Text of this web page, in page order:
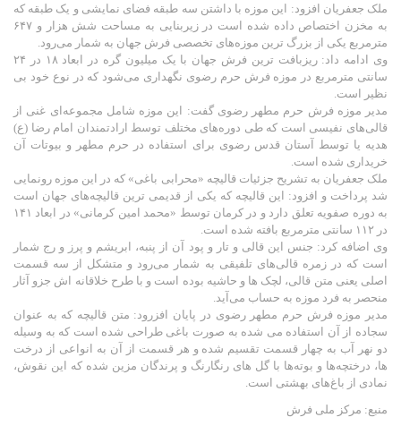
ملک جعفریان افزود: این موزه با داشتن سه طبقه فضای نمایشی و یک طبقه که
به مخزن اختصاص داده شده است در زیربنایی به مساحت شش هزار و ۶۴۷
مترمربع یکی از بزرگ ترین موزه‌های تخصصی فرش جهان به شمار می‌رود.
وی ادامه داد: ریزبافت ترین فرش جهان با یک میلیون گره در ابعاد ۱۸ در ۲۴
سانتی مترمربع در موزه فرش حرم رضوی نگهداری می‌شود که در نوع خود بی
نظیر است.
مدیر موزه فرش حرم مطهر رضوی گفت: این موزه شامل مجموعه‌ای غنی از
قالی‌های نفیسی است که طی دوره‌های مختلف توسط ارادتمندان امام رضا (ع)
هدیه یا توسط آستان قدس رضوی برای استفاده در حرم مطهر و بیوتات آن
خریداری شده است.
ملک جعفریان به تشریح جزئیات قالیچه «محرابی باغی» که در این موزه رونمایی
شد پرداخت و افزود: این قالیچه که یکی از قدیمی ترین قالیچه‌های جهان است
به دوره صفویه تعلق دارد و در کرمان توسط «محمد امین کرمانی» در ابعاد ۱۴۱
در ۱۱۲ سانتی مترمربع بافته شده است.
وی اضافه کرد: جنس این قالی و تار و پود آن از پنبه، ابریشم و پرز و رج شمار
است که در زمره قالی‌های تلفیقی به شمار می‌رود و متشکل از سه قسمت
اصلی یعنی متن قالی، لچک ها و حاشیه بوده است و با طرح خلاقانه اش جزو آثار
منحصر به فرد موزه به حساب می‌آید.
مدیر موزه فرش حرم مطهر رضوی در پایان افزرود: متن قالیچه که به عنوان
سجاده از آن استفاده می شده به صورت باغی طراحی شده است که به وسیله
دو نهر آب به چهار قسمت تقسیم شده و هر قسمت از آن به انواعی از درخت
ها، درختچه‌ها و بوته‌ها با گل های رنگارنگ و پرندگان مزین شده که این نقوش،
نمادی از باغ‌های بهشتی است.
منبع: مرکز ملی فرش